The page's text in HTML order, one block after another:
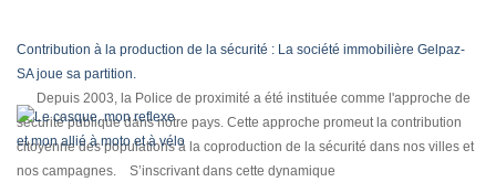
Contribution à la production de la sécurité : La société immobilière Gelpaz-
SA joue sa partition.
Depuis 2003, la Police de proximité a été instituée comme l'approche de
sécurité publique dans notre pays. Cette approche promeut la contribution
citoyenne des populations à la coproduction de la sécurité dans nos villes et
nos campagnes. S’inscrivant dans cette dynamique